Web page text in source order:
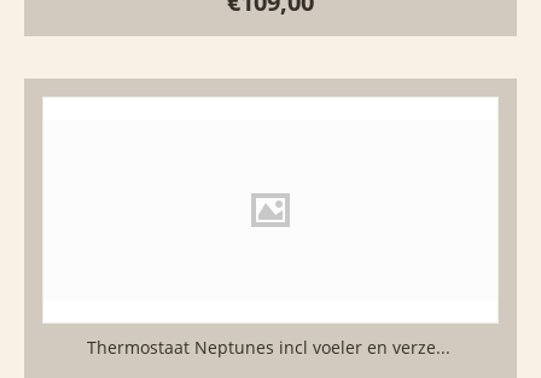
Thermostaat Neptunes incl voeler en verze...